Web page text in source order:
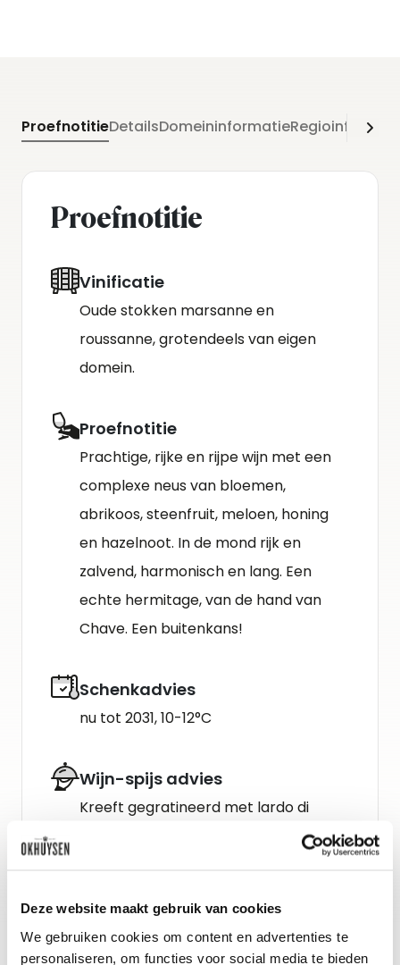
Deze website maakt gebruik van cookies
We gebruiken cookies om content en advertenties te
personaliseren, om functies voor social media te bieden
ProefnotitieDetailsDomeininformatie
Proefnotitie
Vinificatie
Oude stokken marsanne en
roussanne, grotendeels van eigen
domein.
Proefnotitie
Prachtige, rijke en rijpe wijn met een
complexe neus van bloemen,
abrikoos, steenfruit, meloen, honing
en hazelnoot. In de mond rijk en
zalvend, har­monisch en lang. Een
echte hermitage, van de hand van
Chave. Een buitenkans!
Schenkadvies
nu tot 2031, 10-12°C
Wijn-spijs advies
Kreeft gegratineerd met lardo di